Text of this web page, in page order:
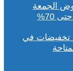
الجمعة
تخفيضات في